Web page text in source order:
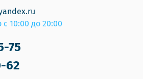
10:00 до 20:00
75
62